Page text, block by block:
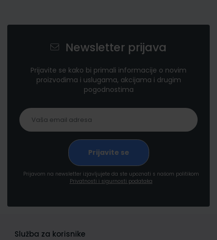
Newsletter prijava
Prijavite se kako bi primali informacije o novim
proizvodima i uslugama, akcijama i drugim
pogodnostima
Prijavom na newsletter izjavljujete da ste upoznati s našom politikom
Privatnosti i sigurnosti podataka
Služba za korisnike